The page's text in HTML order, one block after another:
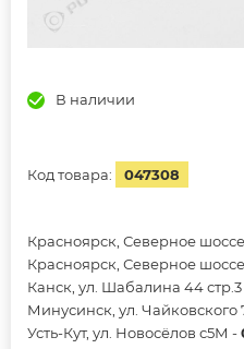
В наличии
Код товара: 047308
Красноярск, Северное
Красноярск, Северное
Канск, ул. Шабалина 44 стр.3
Минусинск, ул. Чайковского
Усть-Кут, ул. Новосёлов с5М -